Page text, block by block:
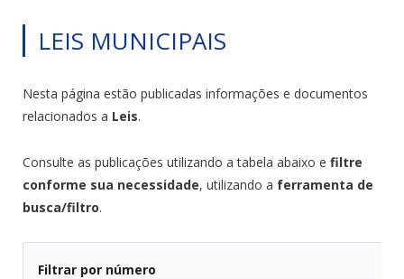
LEIS MUNICIPAIS
Nesta página estão publicadas informações e documentos
relacionados a Leis.
Consulte as publicações utilizando a tabela abaixo e filtre
conforme sua necessidade, utilizando a ferramenta de
busca/filtro.
Filtrar por número